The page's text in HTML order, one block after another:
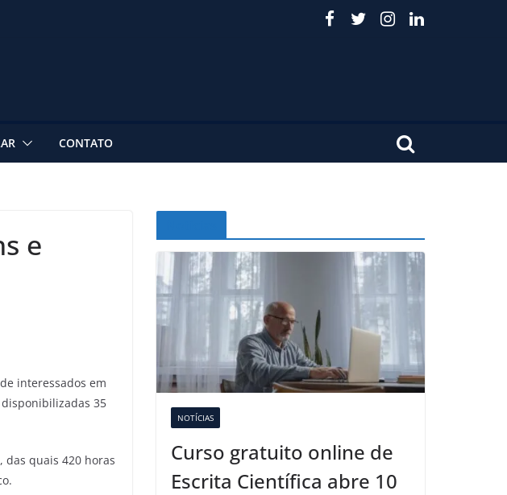
CONTATO
e
interessados em
35
das quais 420 horas
NOTÍCIAS
Curso gratuito online de
Escrita Científica abre 10